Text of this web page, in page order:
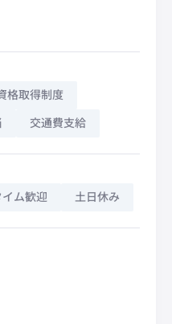
格取得制度
交通費支給
イム歓迎 土日休み